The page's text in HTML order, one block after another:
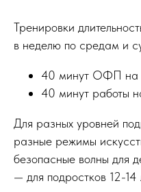
Тренировки
в неделю по средам и
40 минут ОФП на
40 минут работы
Для разных уровней
разные режимы
безопасные волны для
— для подростков 12-14